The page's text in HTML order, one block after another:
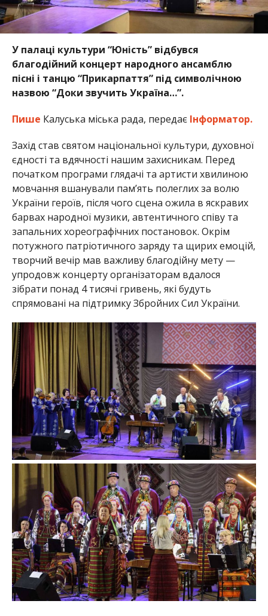
У палаці культури “Юність” відбувся
благодійний концерт народного ансамблю
пісні і танцю “Прикарпаття” під символічною
назвою “Доки звучить Україна…”.
Пише Калуська міська рада, передає Інформатор.
Захід став святом національної культури, духовної
єдності та вдячності нашим захисникам. Перед
початком програми глядачі та артисти хвилиною
мовчання вшанували пам’ять полеглих за волю
України героїв, після чого сцена ожила в яскравих
барвах народної музики, автентичного співу та
запальних хореографічних постановок. Окрім
потужного патріотичного заряду та щирих емоцій,
творчий вечір мав важливу благодійну мету —
упродовж концерту організаторам вдалося
зібрати понад 4 тисячі гривень, які будуть
спрямовані на підтримку Збройних Сил України.